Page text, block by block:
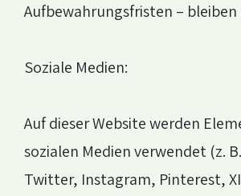
Aufbewahrungsfristen –
Soziale Medien:
Auf dieser Website werden
sozialen Medien verwendet (z.
Twitter, Instagram, Pinterest,